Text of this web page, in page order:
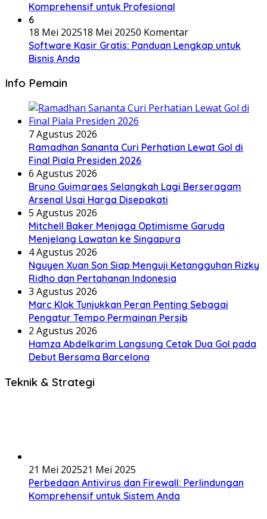
Komprehensif untuk Profesional
6
18 Mei 202518 Mei 20250 Komentar
Software Kasir Gratis: Panduan Lengkap untuk
Bisnis Anda
Info Pemain
7 Agustus 2026
Ramadhan Sananta Curi Perhatian Lewat Gol di
Final Piala Presiden 2026
6 Agustus 2026
Bruno Guimaraes Selangkah Lagi Berseragam
Arsenal Usai Harga Disepakati
5 Agustus 2026
Mitchell Baker Menjaga Optimisme Garuda
Menjelang Lawatan ke Singapura
4 Agustus 2026
Nguyen Xuan Son Siap Menguji Ketangguhan Rizky
Ridho dan Pertahanan Indonesia
3 Agustus 2026
Marc Klok Tunjukkan Peran Penting Sebagai
Pengatur Tempo Permainan Persib
2 Agustus 2026
Hamza Abdelkarim Langsung Cetak Dua Gol pada
Debut Bersama Barcelona
Teknik & Strategi
21 Mei 202521 Mei 2025
Perbedaan Antivirus dan Firewall: Perlindungan
Komprehensif untuk Sistem Anda